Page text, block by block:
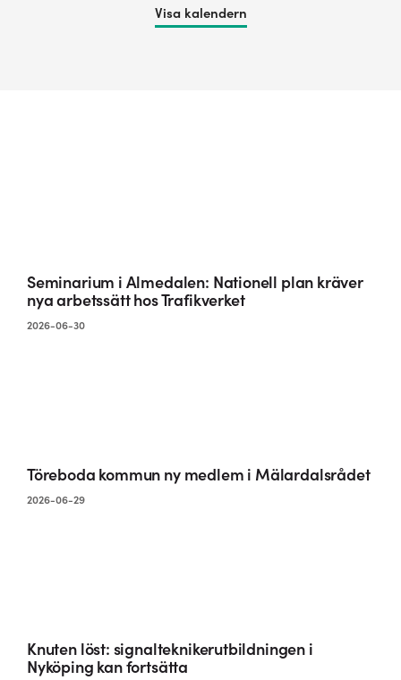
Visa kalendern
Seminarium i Almedalen: Nationell plan kräver
nya arbetssätt hos Trafikverket
2026-06-30
Töreboda kommun ny medlem i Mälardalsrådet
2026-06-29
Knuten löst: signalteknikerutbildningen i
Nyköping kan fortsätta